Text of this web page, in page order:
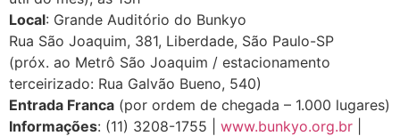
Local: Grande Auditório do Bunkyo
Rua São Joaquim, 381, Liberdade, São Paulo-SP
(próx. ao Metrô São Joaquim / estacionamento
terceirizado: Rua Galvão Bueno, 540)
Entrada Franca (por ordem de chegada – 1.000 lugares)
Informações: (11) 3208-1755 | www.bunkyo.org.br